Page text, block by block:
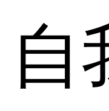
自